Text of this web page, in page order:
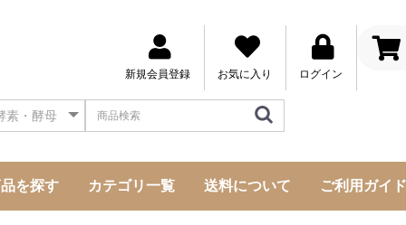
新規会員登録 お気に入り ログイン
を探す カテゴリ一覧 送料について ご利用ガイド